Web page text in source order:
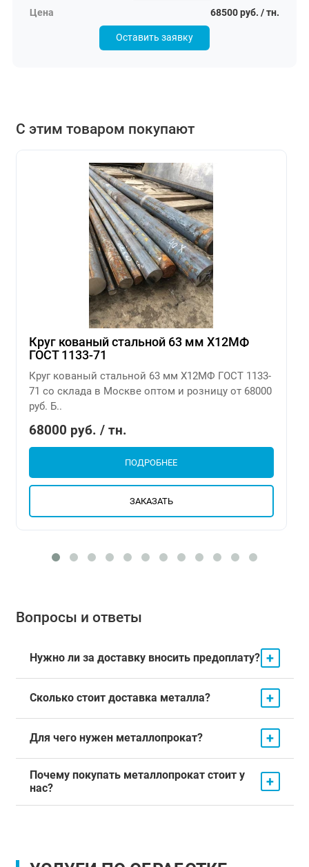
68500 руб. / тн.
Оставить заявку
С этим товаром покупают
Круг кованый стальной 63 мм Х12МФ
ГОСТ 1133-71
Круг кованый стальной 63 мм Х12МФ ГОСТ 1133-
71 со склада в Москве оптом и розницу от 68000
руб. Б..
68000 руб. / тн.
ПОДРОБНЕЕ
ЗАКАЗАТЬ
Вопросы и ответы
Нужно ли за доставку вносить предоплату? +
Сколько стоит доставка металла? +
Для чего нужен металлопрокат? +
Почему покупать металлопрокат стоит у
нас?
+